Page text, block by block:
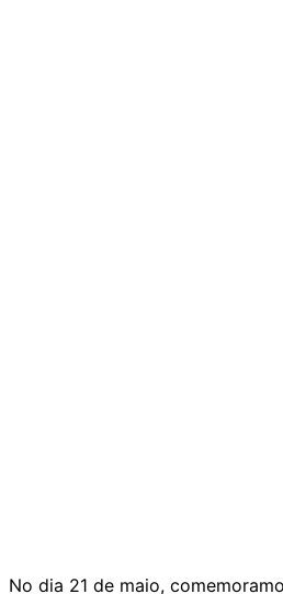
No dia 21 de maio,